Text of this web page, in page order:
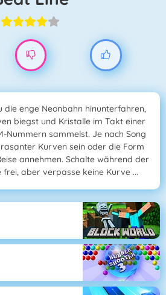
die enge Neonbahn hinunterfahren,
biegst und Kristalle im Takt einer
Nummern sammelst. Je nach Song
Kurven sein oder die Form
annehmen. Schalte während der
aber verpasse keine Kurve ...